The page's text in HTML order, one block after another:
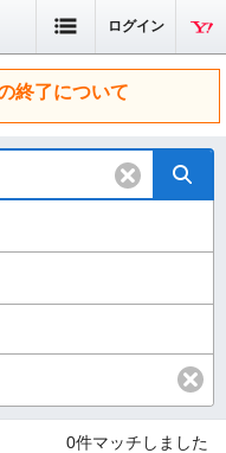
ログイン
終了について
0件マッチしました